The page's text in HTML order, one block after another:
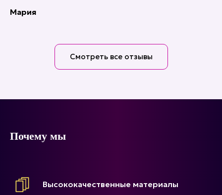
Мария
Смотреть все отзывы
Почему мы
Высококачественные материалы